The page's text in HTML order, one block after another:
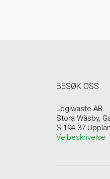
BESØK OSS
Logiwaste AB
Stora Wäsby,
S-194 37
Veibeskrivelse